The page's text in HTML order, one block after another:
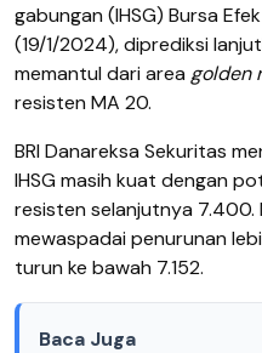
gabungan (IHSG) Bursa
(19/1/2024), diprediksi
memantul dari area golden
resisten MA 20.
BRI Danareksa Sekuritas
IHSG masih kuat dengan
resisten selanjutnya 7.400.
mewaspadai penurunan
turun ke bawah 7.152.
Baca Juga